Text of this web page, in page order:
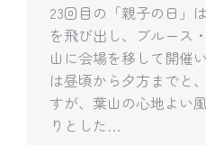
23回目の「親子の日」
を飛び出し、ブルース
山に会場を移して開催
は昼頃から夕方までと
すが、葉山の心地よい
りとした…